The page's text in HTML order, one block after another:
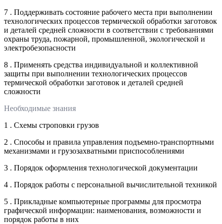
7 . Поддерживать состояние рабочего места при выполнении
технологических процессов термической обработки заготовок
и деталей средней сложности в соответствии с требованиями
охраны труда, пожарной, промышленной, экологической и
электробезопасности
8 . Применять средства индивидуальной и коллективной
защиты при выполнении технологических процессов
термической обработки заготовок и деталей средней
сложности
Необходимые знания
1 . Схемы строповки грузов
2 . Способы и правила управления подъемно-транспортными
механизмами и грузозахватными приспособлениями
3 . Порядок оформления технологической документации
4 . Порядок работы с персональной вычислительной техникой
5 . Прикладные компьютерные программы для просмотра
графической информации: наименования, возможности и
порядок работы в них